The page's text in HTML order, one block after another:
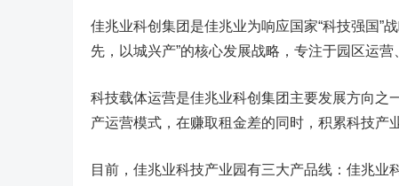
佳兆业科创集团是佳兆业为响应国家“科技强国”
先，以城兴产”的核心发展战略，专注于园区运
科技载体运营是佳兆业科创集团主要发展方向之
产运营模式，在赚取租金差的同时，积累科技产
目前，佳兆业科技产业园有三大产品线：佳兆